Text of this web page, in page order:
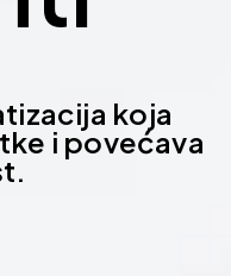
koja
i povećava